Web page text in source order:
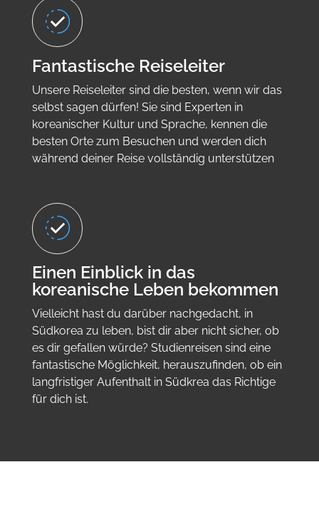
Fantastische Reiseleiter
Unsere Reiseleiter sind die besten, wenn wir das
selbst sagen dürfen! Sie sind Experten in
koreanischer Kultur und Sprache, kennen die
besten Orte zum Besuchen und werden dich
während deiner Reise vollständig unterstützen
Einen Einblick in das
koreanische Leben bekommen
Vielleicht hast du darüber nachgedacht, in
Südkorea zu leben, bist dir aber nicht sicher, ob
es dir gefallen würde? Studienreisen sind eine
fantastische Möglichkeit, herauszufinden, ob ein
langfristiger Aufenthalt in Südkrea das Richtige
für dich ist.